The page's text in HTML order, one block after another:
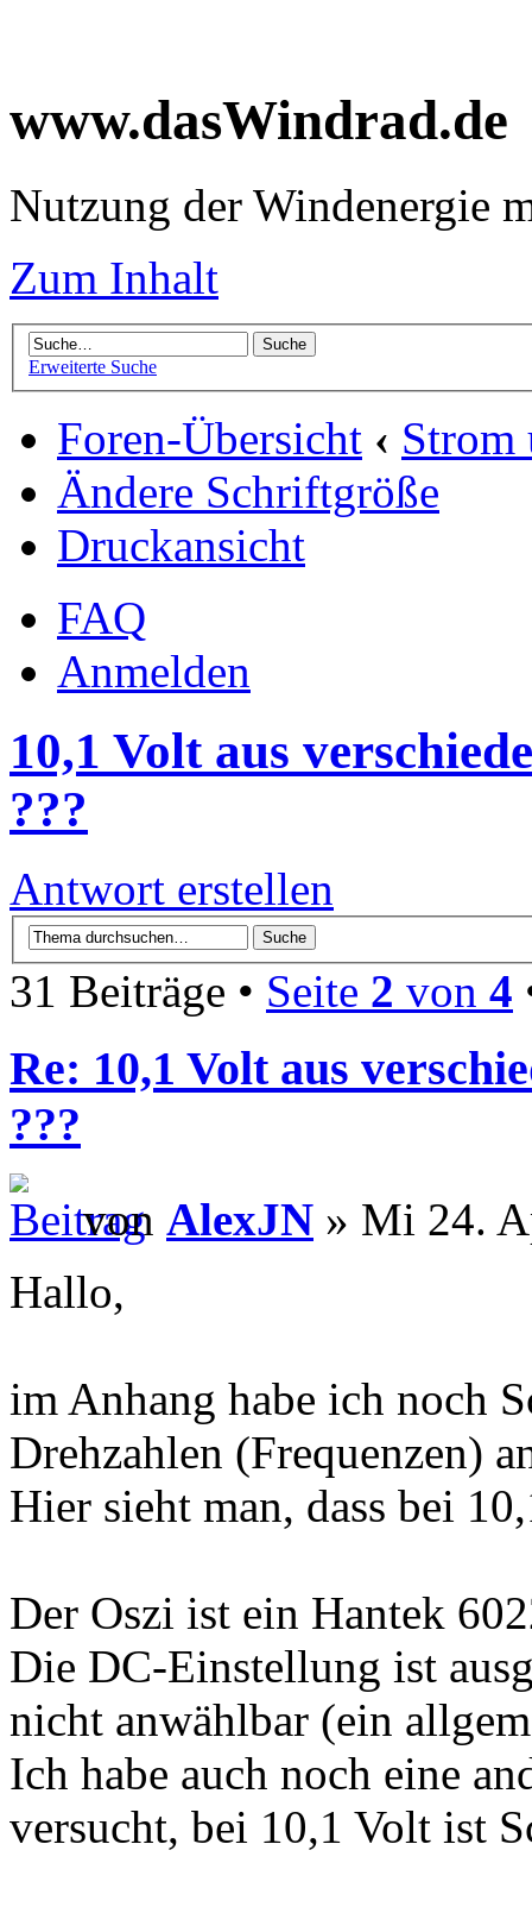
www.dasWindrad.de
Nutzung der Windenergie
Zum Inhalt
Erweiterte Suche
Foren-Übersicht ‹ Strom
Ändere Schriftgröße
Druckansicht
FAQ
Anmelden
10,1 Volt aus
???
Antwort erstellen
31 Beiträge • Seite 2 von 4
Re: 10,1 Volt aus
???
von AlexJN » Mi 24.
Hallo,
im Anhang habe ich noch
Drehzahlen (Frequenzen)
Hier sieht man, dass bei
Der Oszi ist ein Hantek
Die DC-Einstellung ist
nicht anwählbar (ein
Ich habe auch noch eine
versucht, bei 10,1 Volt ist